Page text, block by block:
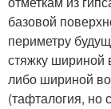
базовой
периметру
стяжку шириной
либо шириной
(тафталогия, но